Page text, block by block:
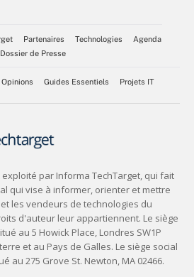
Partenaires Technologies
Agenda
Dossier de Presse
Opinions Guides Essentiels Projets IT